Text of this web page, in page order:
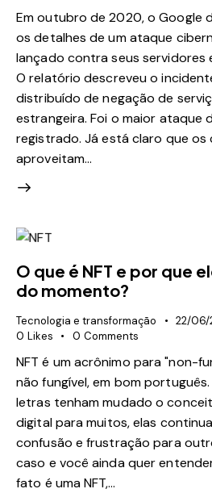
Em outubro de 2020, o Google
os detalhes de um ataque
lançado contra seus servidores
O relatório descreveu o
distribuído de negação de
estrangeira. Foi o maior ataque
registrado. Já está claro que os
aproveitam…
O que é NFT e por que
do momento?
Tecnologia e transformação 22/06/
0 Likes 0 Comments
NFT é um acrônimo para "non-
não fungível, em bom
letras tenham mudado o
digital para muitos, elas
confusão e frustração para
caso e você ainda quer
fato é uma NFT,…